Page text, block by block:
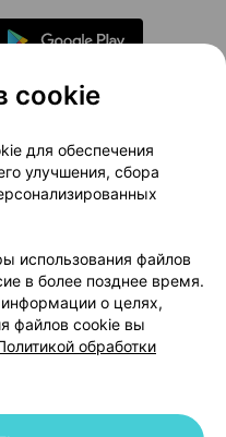
проекта
маркетинг
Доставка
Партнеры
103.by
Cookie
cookie
для обеспечения
улучшения, сбора
использования файлов
в более позднее время.
о целях,
файлов cookie вы
обработки